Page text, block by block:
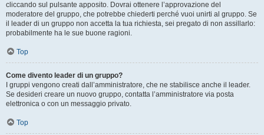
cliccando sul pulsante apposito. Dovrai ottenere l’approvazione del
moderatore del gruppo, che potrebbe chiederti perché vuoi unirti al gruppo. Se
il leader di un gruppo non accetta la tua richiesta, sei pregato di non assillarlo:
probabilmente ha le sue buone ragioni.
Top
Come divento leader di un gruppo?
I gruppi vengono creati dall’amministratore, che ne stabilisce anche il leader.
Se desideri creare un nuovo gruppo, contatta l’amministratore via posta
elettronica o con un messaggio privato.
Top